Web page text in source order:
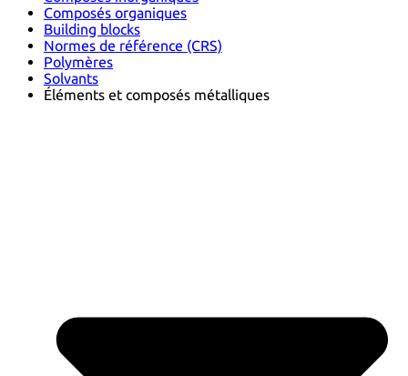
Composés organiques
Building blocks
Normes de référence (CRS)
Polymères
Solvants
Éléments et composés métalliques